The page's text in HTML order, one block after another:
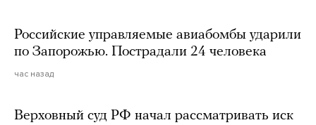
Российские управляемые авиабомбы ударили
по Запорожью. Пострадали 24 человека
час назад
Верховный суд РФ начал рассматривать иск